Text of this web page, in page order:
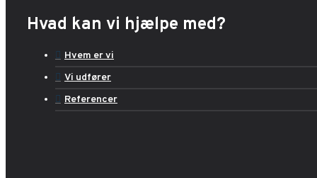
Hvad kan vi hjælpe med?
Hvem er vi
Vi udfører
Referencer